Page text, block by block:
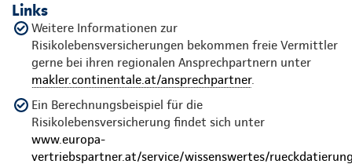
Links
Weitere Informationen zur
Risikolebensversicherungen bekommen freie Vermittler
gerne bei ihren regionalen Ansprechpartnern unter
makler.continentale.at/ansprechpartner.
Ein Berechnungsbeispiel für die
Risikolebensversicherung findet sich unter
www.europa-
vertriebspartner.at/service/wissenswertes/